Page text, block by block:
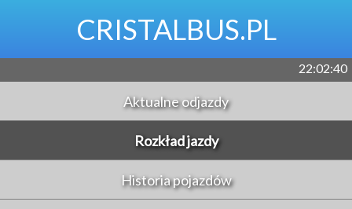
CRISTALBUS.PL
22:02:41
Aktualne odjazdy
Rozkład jazdy
Historia pojazdów